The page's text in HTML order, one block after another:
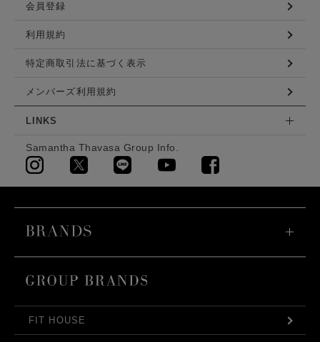
会員登録
利用規約
特定商取引法に基づく表示
メンバーズ利用規約
LINKS
Samantha Thavasa Group Info.
FIT HOUSE